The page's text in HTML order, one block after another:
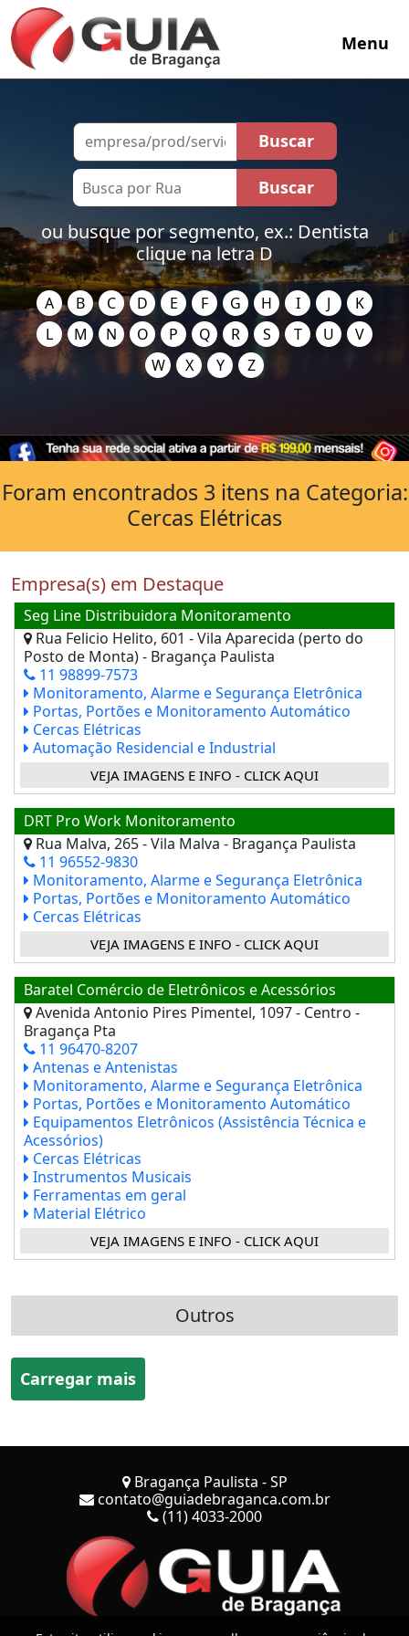
Menu
ou busque por segmento, ex.: Dentista
clique na letra D
A B C D E F G H I J
K
L
M N O P Q R S T U
V
W
X Y Z
Empresa(s) em Destaque
Seg Line Distribuidora Monitoramento
Rua Felicio Helito, 601 - Vila Aparecida (perto do
Posto de Monta) - Bragança Paulista
11 98899-7573
Monitoramento, Alarme e Segurança Eletrônica
Portas, Portões e Monitoramento Automático
Cercas Elétricas
Automação Residencial e Industrial
VEJA IMAGENS E INFO - CLICK AQUI
DRT Pro Work Monitoramento
Rua Malva, 265 - Vila Malva - Bragança Paulista
11 96552-9830
Monitoramento, Alarme e Segurança Eletrônica
Portas, Portões e Monitoramento Automático
Cercas Elétricas
VEJA IMAGENS E INFO - CLICK AQUI
Baratel Comércio de Eletrônicos e Acessórios
Avenida Antonio Pires Pimentel, 1097 - Centro -
Bragança Pta
11 96470-8207
Antenas e Antenistas
Monitoramento, Alarme e Segurança Eletrônica
Portas, Portões e Monitoramento Automático
Equipamentos Eletrônicos (Assistência Técnica e
Acessórios)
Cercas Elétricas
Instrumentos Musicais
Ferramentas em geral
Material Elétrico
VEJA IMAGENS E INFO - CLICK AQUI
Outros
Carregar mais
Foram encontrados 3 itens na Categoria:
Cercas Elétricas
Bragança Paulista - SP
contato@guiadebraganca.com.br
(11) 4033-2000